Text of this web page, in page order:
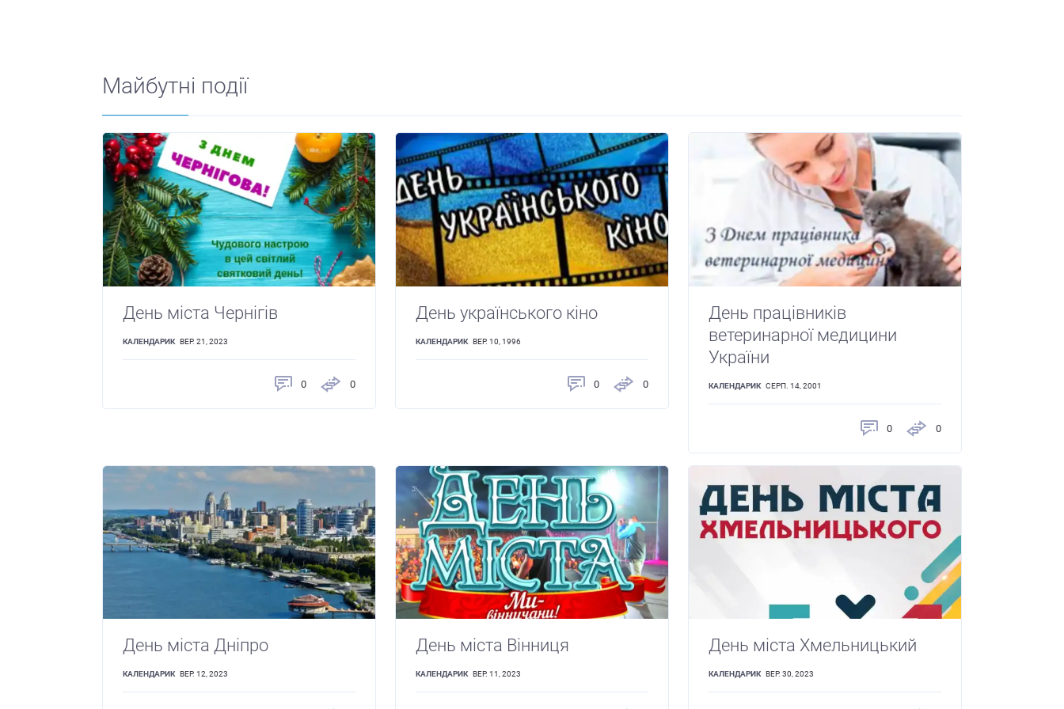
Майбутні події
День міста Чернігів
КАЛЕНДАРИК ВЕР. 21, 2023
0 0
День українського кіно
КАЛЕНДАРИК ВЕР. 10, 1996
0 0
День працівників
ветеринарної медицини
України
КАЛЕНДАРИК СЕРП. 14, 2001
0 0
День міста Дніпро
КАЛЕНДАРИК ВЕР. 12, 2023
День міста Вінниця
КАЛЕНДАРИК ВЕР. 11, 2023
День міста Хмельницький
КАЛЕНДАРИК ВЕР. 30, 2023